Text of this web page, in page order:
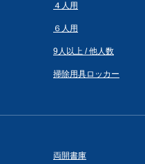
４人用
６人用
9人以上 / 他人数
掃除用具ロッカー
両開書庫